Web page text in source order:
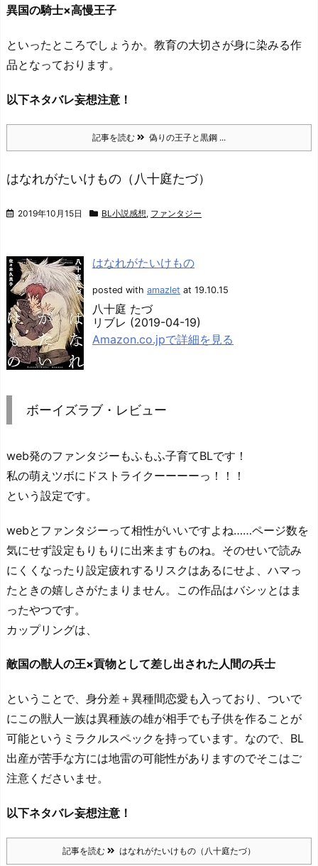
異国の騎士×高慢王子
といったところでしょうか。教育の大切さが身に染みる作
品となっております。
以下ネタバレ妄想注意！
記事を読む 偽りの王子と黒鋼 ...
はなれがたいけもの（八十庭たづ）
2019年10月15日 BL小説感想, ファンタジー
はなれがたいけもの
posted with amazlet at 19.10.15
八十庭 たづ
リブレ (2019-04-19)
Amazon.co.jpで詳細を見る
ボーイズラブ・レビュー
web発のファンタジーもふもふ子育てBLです！
私の萌えツボにドストライクーーーーっ！！！
という設定です。
webとファンタジーって相性がいいですよね……ページ数を
気にせず設定もりもりに出来ますものね。そのせいで読み
にくくなったり設定疲れするリスクはあるにせよ、ハマっ
たときの嬉しさがたまりません。この作品はバシッとはま
ったやつです。
カップリングは、
敵国の獣人の王×貢物として差し出された人間の兵士
ということで、身分差＋異種間恋愛も入っており、ついで
にこの獣人一族は異種族の雄が相手でも子供を作ることが
可能というミラクルスペックを持っています。なので、BL
出産が苦手な方には地雷の可能性がありますのでそこはご
注意くださいませ。
以下ネタバレ妄想注意！
記事を読む はなれがたいけもの（八十庭たづ）